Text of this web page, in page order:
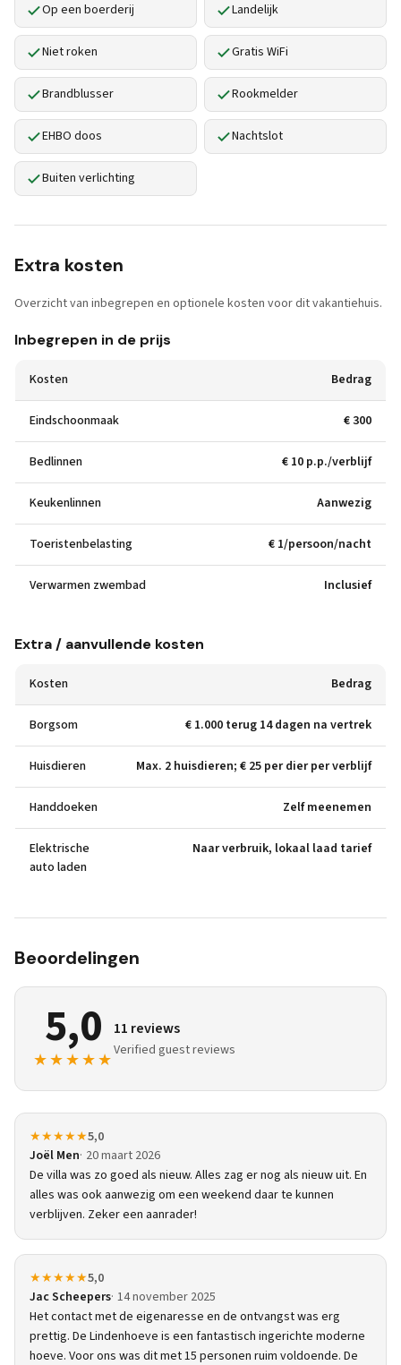
Op een boerderij Landelijk
Niet roken Gratis WiFi
Brandblusser Rookmelder
EHBO doos Nachtslot
Buiten verlichting
Extra kosten
Overzicht van inbegrepen en optionele kosten voor dit vakantiehuis.
Inbegrepen in de prijs
Kosten Bedrag
Eindschoonmaak € 300
Bedlinnen € 10 p.p./verblijf
Keukenlinnen Aanwezig
Toeristenbelasting € 1/persoon/nacht
Verwarmen zwembad Inclusief
Extra / aanvullende kosten
Kosten Bedrag
Borgsom € 1.000 terug 14 dagen na vertrek
Huisdieren Max. 2 huisdieren; € 25 per dier per verblijf
Handdoeken Zelf meenemen
Elektrische
auto laden
Naar verbruik, lokaal laad tarief
Beoordelingen
5,0
★★★★★
11 reviews
Verified guest reviews
★★★★★5,0
Joël Men 20 maart 2026
De villa was zo goed als nieuw. Alles zag er nog als nieuw uit. En
alles was ook aanwezig om een weekend daar te kunnen
verblijven. Zeker een aanrader!
★★★★★5,0
Jac Scheepers 14 november 2025
Het contact met de eigenaresse en de ontvangst was erg
prettig. De Lindenhoeve is een fantastisch ingerichte moderne
hoeve. Voor ons was dit met 15 personen ruim voldoende. De